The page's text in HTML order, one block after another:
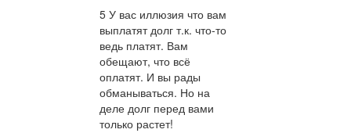
5 У вас иллюзия что вам
выплатят долг т.к. что-то
ведь платят. Вам
обещают, что всё
оплатят. И вы рады
обманываться. Но на
деле долг перед вами
только растет!